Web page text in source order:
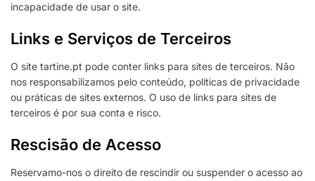
incapacidade de usar o site.
Links e Serviços de Terceiros
O site tartine.pt pode conter links para sites de terceiros. Não
nos responsabilizamos pelo conteúdo, políticas de privacidade
ou práticas de sites externos. O uso de links para sites de
terceiros é por sua conta e risco.
Rescisão de Acesso
Reservamo-nos o direito de rescindir ou suspender o acesso ao